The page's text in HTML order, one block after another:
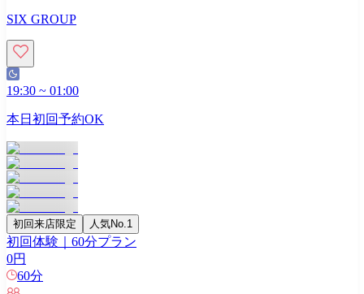
SIX GROUP
19:30 ~ 01:00
本日初回予約OK
初回来店限定 人気No.1
初回体験｜60分プラン
0円
60分